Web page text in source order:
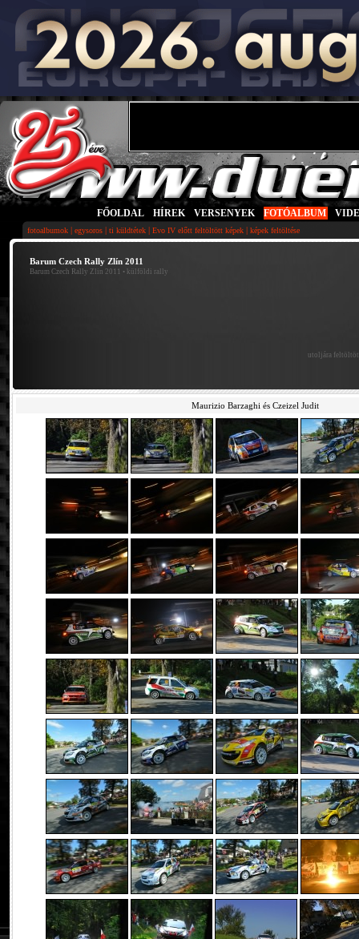
FŐOLDAL HÍREK VERSENYEK FOTÓALBUM
fotoalbumok | egysoros | ti küldtétek | Evo IV előtt feltöltött képek | képek feltöltése
Barum Czech Rally Zlín 2011
Barum Czech Rally Zlin 2011 • külföldi rally
utoljára
Maurizio Barzaghi és Czeizel Judit